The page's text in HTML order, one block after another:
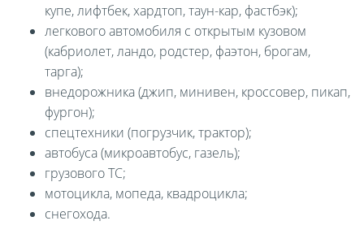
купе, лифтбек, хардтоп, таун-кар, фастбэк);
легкового автомобиля с открытым кузовом
(кабриолет, ландо, родстер, фаэтон, брогам,
тарга);
внедорожника (джип, минивен, кроссовер, пикап,
фургон);
спецтехники (погрузчик, трактор);
автобуса (микроавтобус, газель);
грузового ТС;
мотоцикла, мопеда, квадроцикла;
снегохода.